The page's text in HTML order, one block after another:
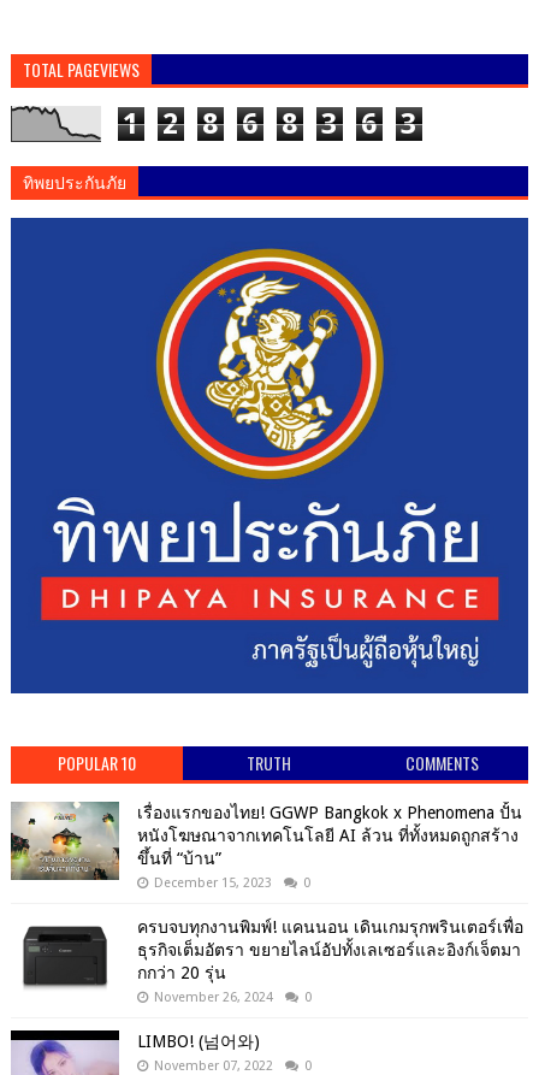
TOTAL PAGEVIEWS
1 2 8 6 8 3 6 3
ทิพยประกันภัย
POPULAR 10 TRUTH COMMENTS
เรื่องแรกของไทย! GGWP Bangkok x Phenomena ปั้น
หนังโฆษณาจากเทคโนโลยี AI ล้วน ที่ทั้งหมดถูกสร้าง
ขึ้นที่ “บ้าน”
December 15, 2023 0
ครบจบทุกงานพิมพ์! แคนนอน เดินเกมรุกพรินเตอร์เพื่อ
ธุรกิจเต็มอัตรา ขยายไลน์อัปทั้งเลเซอร์และอิงก์เจ็ตมา
กกว่า 20 รุ่น
November 26, 2024 0
LIMBO! (넘어와)
November 07, 2022 0